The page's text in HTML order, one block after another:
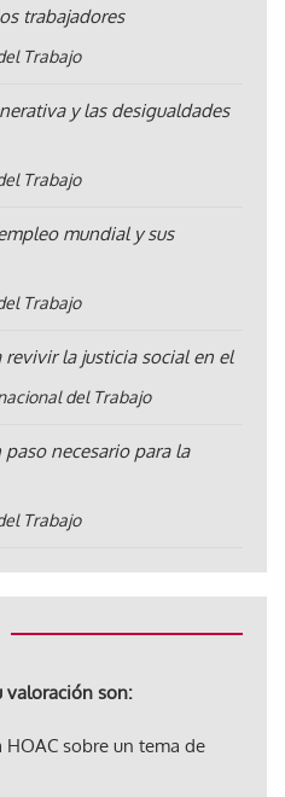
trabajadores
Trabajo
y las desigualdades
Trabajo
mundial y sus
Trabajo
revivir la justicia social en el
del Trabajo
necesario para la
Trabajo
valoración son:
sobre un tema de